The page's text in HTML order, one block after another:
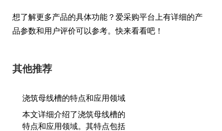
想了解更多产品的具体功能？爱采购平台上有详细的产
品参数和用户评价可以参考。快来看看吧！
其他推荐
浇筑母线槽的特点和应用领域
本文详细介绍了浇筑母线槽的
特点和应用领域。其特点包括